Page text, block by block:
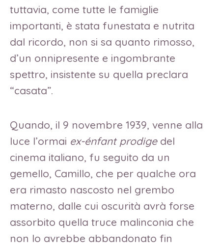
tuttavia, come tutte le famiglie
importanti, è stata funestata e nutrita
dal ricordo, non si sa quanto rimosso,
d’un onnipresente e ingombrante
spettro, insistente su quella preclara
“casata”.
Quando, il 9 novembre 1939, venne alla
luce l’ormai ex-énfant prodigedel
cinema italiano, fu seguito da un
gemello, Camillo, che per qualche ora
era rimasto nascosto nel grembo
materno, dalle cui oscurità avrà forse
assorbito quella truce malinconia che
non lo avrebbe abbandonato fin